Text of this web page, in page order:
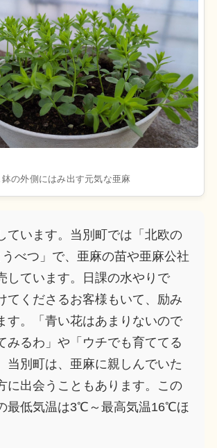
の外側にはみ出す元気な亜麻
ています。当別町では「北欧の
べつ」で、亜麻の苗や亜麻公社
しています。日課の水やり で
てくださるお客様もいて、励み
す。「青い花はあまりないので
みるわ」や「ウチでも育ててる
当別町は、亜麻に親しんでいた
に出会うこともあります。
この
最低気温は3℃～最高気温16℃ほ